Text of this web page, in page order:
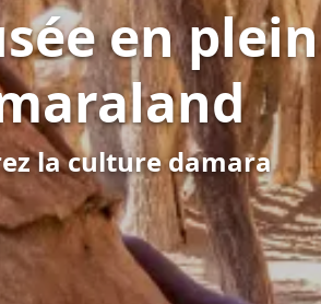
en
la culture damara